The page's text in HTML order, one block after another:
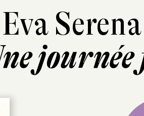
Eva